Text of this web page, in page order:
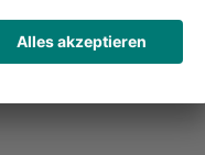
Sie haben Fragen,
Buchung?